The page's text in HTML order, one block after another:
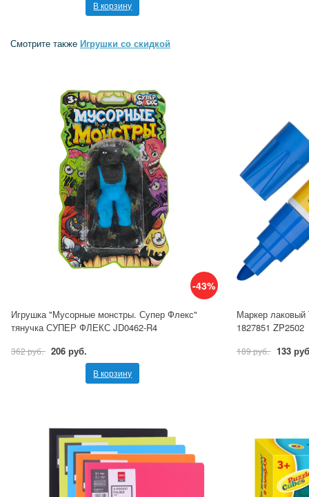
В корзину
Смотрите также Игрушки со скидкой
-43%
Игрушка "Мусорные монстры. Супер Флекс"
тянучка СУПЕР ФЛЕКС JD0462-R4
362 руб. 206 руб.
В корзину
Маркер
1827851 ZP2502
189 руб. 133